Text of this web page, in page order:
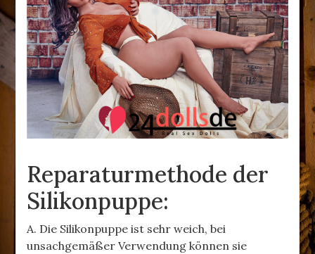
Reparaturmethode der
Silikonpuppe:
A. Die Silikonpuppe ist sehr weich, bei
unsachgemäßer Verwendung können sie